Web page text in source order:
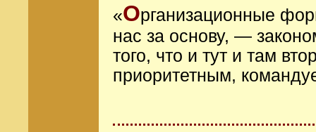
«Организационные
нас за основу, —
того, что и тут и там
приоритетным,